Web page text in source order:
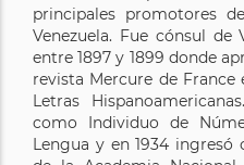
principales promotores
Venezuela. Fue cónsul de
entre 1897 y 1899 donde
revista Mercure de France
Letras
como Individuo de
Lengua y en 1934